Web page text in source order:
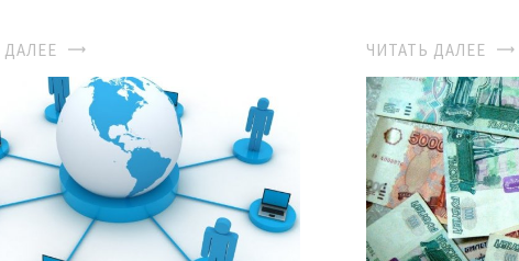
ДАЛЕЕ ЧИТАТЬ ДАЛЕЕ